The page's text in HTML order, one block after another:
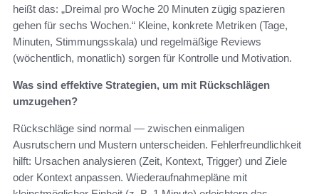
heißt das: „Dreimal pro Woche 20 Minuten zügig spazieren
gehen für sechs Wochen.“ Kleine, konkrete Metriken (Tage,
Minuten, Stimmungsskala) und regelmäßige Reviews
(wöchentlich, monatlich) sorgen für Kontrolle und Motivation.
Was sind effektive Strategien, um mit Rückschlägen
umzugehen?
Rückschläge sind normal — zwischen einmaligen
Ausrutschern und Mustern unterscheiden. Fehlerfreundlichkeit
hilft: Ursachen analysieren (Zeit, Kontext, Trigger) und Ziele
oder Kontext anpassen. Wiederaufnahmepläne mit